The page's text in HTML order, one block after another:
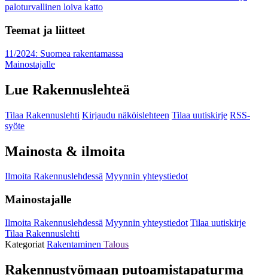
paloturvallinen loiva katto
Teemat ja liitteet
11/2024: Suomea rakentamassa
Mainostajalle
Lue Rakennuslehteä
Tilaa Rakennuslehti Kirjaudu näköislehteen Tilaa uutiskirje RSS-
syöte
Mainosta & ilmoita
Ilmoita Rakennuslehdessä Myynnin yhteystiedot
Mainostajalle
Ilmoita Rakennuslehdessä Myynnin yhteystiedot Tilaa uutiskirje
Tilaa Rakennuslehti
Kategoriat Rakentaminen Talous
Rakennustyömaan putoamistapaturma